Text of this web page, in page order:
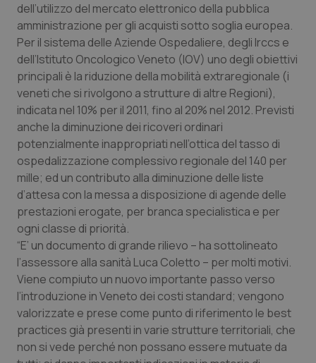
Umbria
Valle D’Aosta
Veneto
Oftalmologia
Oncodermatologia
Oncoematologia
Oncologia & Nutrizione
Psoriasi & pelle
Quotidiano Cardiologia
Quotidiano Chirurgia
Quotidiano Oncologia
Quotidiano Pediatria
Rene & patologie urogenitali
dell’utilizzo del mercato elettronico della pubblica
amministrazione per gli acquisti sotto soglia europea.
Per il sistema delle Aziende Ospedaliere, degli Irccs e
dell’Istituto Oncologico Veneto (IOV) uno degli obiettivi
principali è la riduzione della mobilità extraregionale (i
veneti che si rivolgono a strutture di altre Regioni),
indicata nel 10% per il 2011, fino al 20% nel 2012. Previsti
anche la diminuzione dei ricoveri ordinari
potenzialmente inappropriati nell’ottica del tasso di
ospedalizzazione complessivo regionale del 140 per
mille; ed un contributo alla diminuzione delle liste
d’attesa con la messa a disposizione di agende delle
prestazioni erogate, per branca specialistica e per
ogni classe di priorità.
“E’ un documento di grande rilievo – ha sottolineato
l’assessore alla sanità Luca Coletto – per molti motivi.
Viene compiuto un nuovo importante passo verso
l’introduzione in Veneto dei costi standard; vengono
valorizzate e prese come punto di riferimento le best
practices già presenti in varie strutture territoriali, che
non si vede perché non possano essere mutuate da